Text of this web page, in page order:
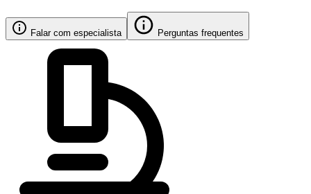
Falar com especialista Perguntas frequentes